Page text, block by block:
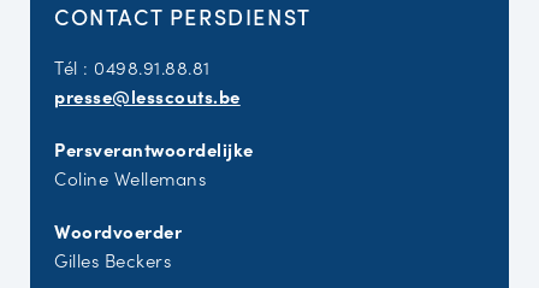
CONTACT PERSDIENST
Tél : 0498.91.88.81
presse@lesscouts.be
Persverantwoordelijke
Coline Wellemans
Woordvoerder
Gilles Beckers